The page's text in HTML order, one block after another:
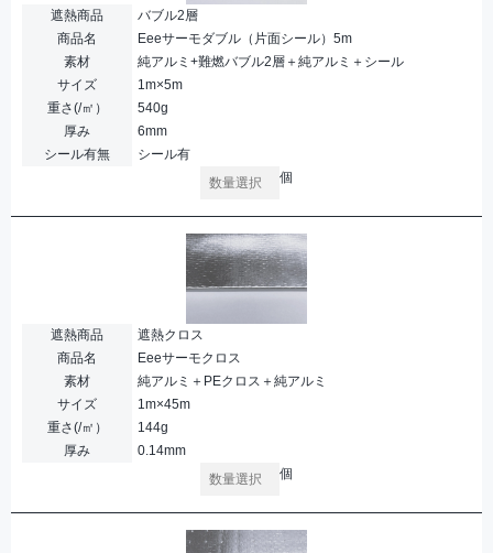
遮熱商品
バブル2層
商品名
Eeeサーモダブル（片面シール）5m
素材
純アルミ+難燃バブル2層＋純アルミ＋シール
サイズ
1m×5m
重さ(/㎡）
540g
厚み
6mm
シール有無
シール有
個
遮熱商品
遮熱クロス
商品名
Eeeサーモクロス
素材
純アルミ＋PEクロス＋純アルミ
サイズ
1m×45m
重さ(/㎡）
144g
厚み
0.14mm
個